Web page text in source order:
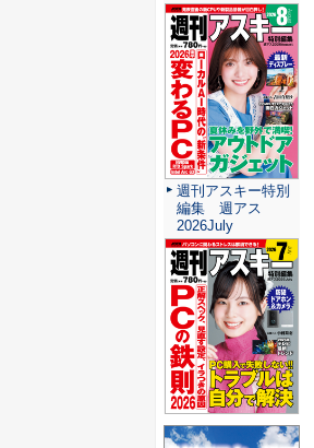
週刊アスキー特別
編集 週アス
2026July